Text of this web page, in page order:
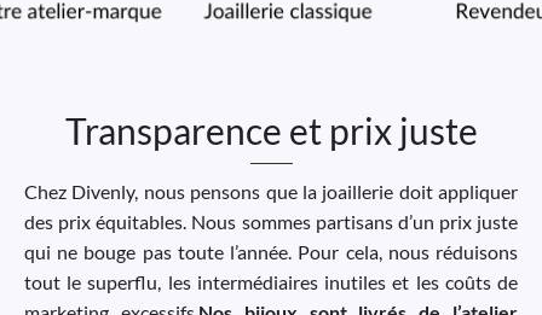
Transparence et prix juste
Chez Divenly, nous pensons que la joaillerie doit appliquer
des prix équitables. Nous sommes partisans d’un prix juste
qui ne bouge pas toute l’année. Pour cela, nous réduisons
tout le superflu, les intermédiaires inutiles et les coûts de